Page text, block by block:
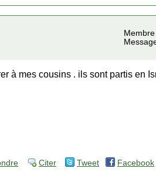
à mes cousins . ils sont partis en
Citer Tweet Facebook